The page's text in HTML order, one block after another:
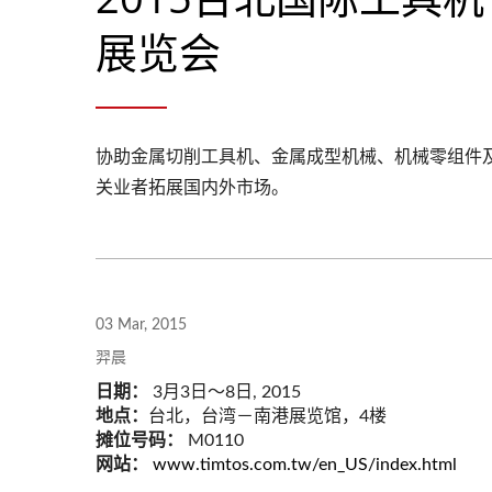
展览会
协助金属切削工具机、金属成型机械、机械零组件
关业者拓展国内外市场。
03 Mar, 2015
羿晨
日期：
3月3日～8日, 2015
地点： 台北，台湾－南港展览馆，4楼
摊位号码：
M0110
网站：
www.timtos.com.tw/en_US/index.html